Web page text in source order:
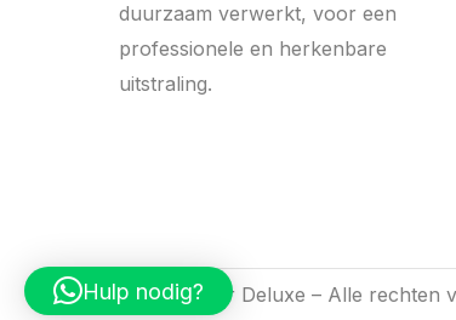
duurzaam verwerkt, voor een
professionele en herkenbare
uitstraling.
2026 © Borduur Deluxe – Alle rechten
Hulp nodig?